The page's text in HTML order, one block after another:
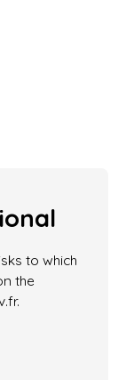
to which
the